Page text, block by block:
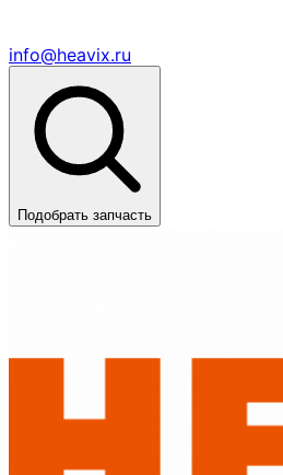
info@heavix.ru
Подобрать запчасть